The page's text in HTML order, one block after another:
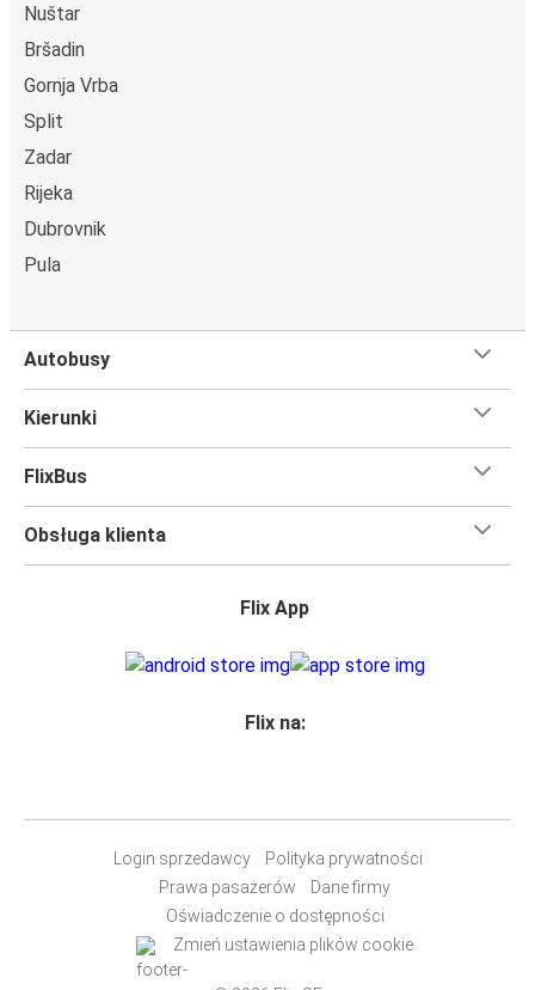
Nuštar
Bršadin
Gornja Vrba
Split
Zadar
Rijeka
Dubrovnik
Pula
Autobusy
Kierunki
FlixBus
Obsługa klienta
Flix App
Flix na:
Login sprzedawcy
Polityka prywatności
Prawa pasażerów
Dane firmy
Oświadczenie o dostępności
Zmień ustawienia plików cookie